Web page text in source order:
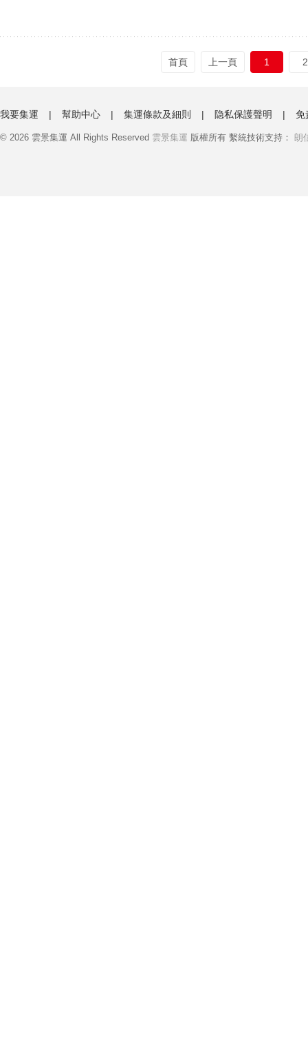
首頁 上一頁 1 2
我要集運 | 幫助中心 | 集運條款及細則 | 隐私保護聲明 | 免
© 2026 雲景集運 All Rights Reserved 雲景集運 版權所有 繫統技術支持： 朗